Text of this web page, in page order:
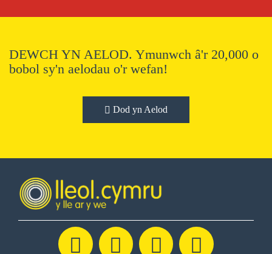
DEWCH YN AELOD. Ymunwch â'r 20,000 o
bobol sy'n aelodau o'r wefan!
Dod yn Aelod